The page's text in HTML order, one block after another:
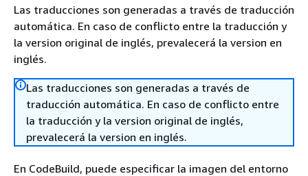
Las traducciones son generadas a través de traducción
automática. En caso de conflicto entre la traducción y
la version original de inglés, prevalecerá la version en
inglés.
Las traducciones son generadas a través de
traducción automática. En caso de conflicto entre
la traducción y la version original de inglés,
prevalecerá la version en inglés.
En CodeBuild, puede especificar la imagen del entorno